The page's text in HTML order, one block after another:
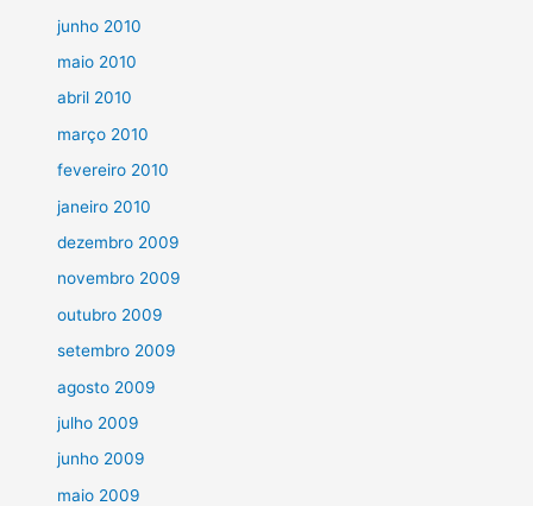
junho 2010
maio 2010
abril 2010
março 2010
fevereiro 2010
janeiro 2010
dezembro 2009
novembro 2009
outubro 2009
setembro 2009
agosto 2009
julho 2009
junho 2009
maio 2009